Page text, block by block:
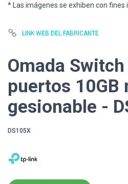
* Las imágenes se exhiben con fines
LINK WEB DEL FABRICANTE
Omada
puertos 10GB
gesionable -
DS105X